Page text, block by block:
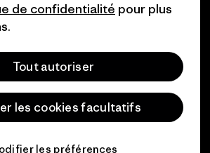
All Rights Reserved.
de confidentialité pour plus
Tout autoriser
les cookies facultatifs
les préférences